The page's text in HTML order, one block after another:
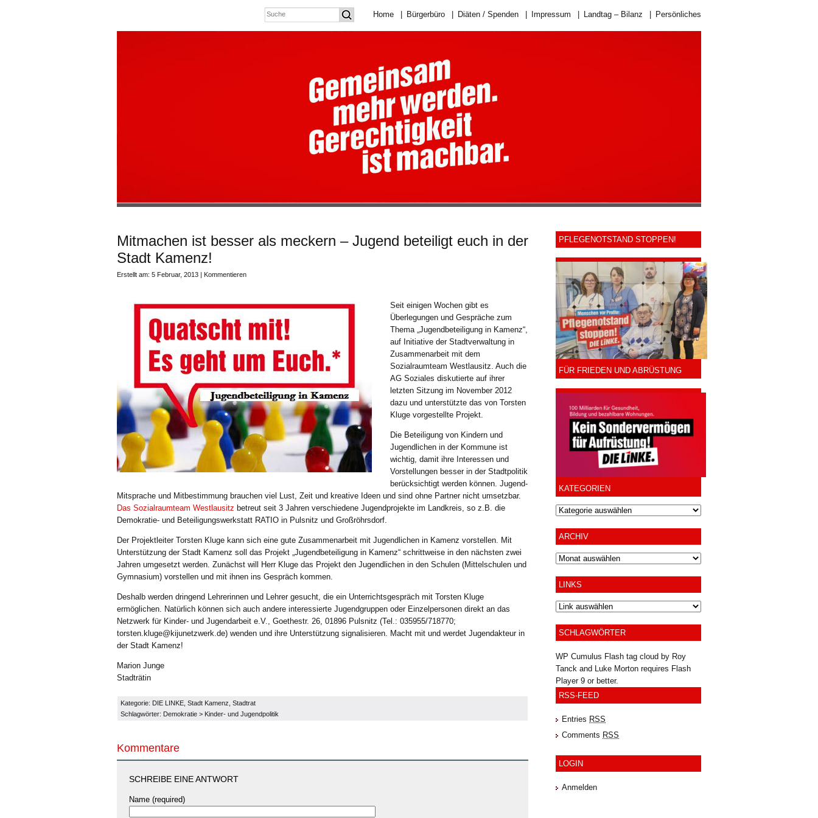
Home Bürgerbüro Diäten / Spenden Impressum Landtag – Bilanz Persönliches
Mitmachen ist besser als meckern – Jugend beteiligt euch in der
Stadt Kamenz!
Erstellt am: 5 Februar, 2013 | Kommentieren
Seit einigen Wochen gibt es
Überlegungen und Gespräche zum
Thema „Jugendbeteiligung in Kamenz“,
auf Initiative der Stadtverwaltung in
Zusammenarbeit mit dem
Sozialraumteam Westlausitz. Auch die
AG Soziales diskutierte auf ihrer
letzten Sitzung im November 2012
dazu und unterstützte das von Torsten
Kluge vorgestellte Projekt.
Die Beteiligung von Kindern und
Jugendlichen in der Kommune ist
wichtig, damit ihre Interessen und
Vorstellungen besser in der Stadtpolitik
berücksichtigt werden können. Jugend-
Mitsprache und Mitbestimmung brauchen viel Lust, Zeit und kreative Ideen und sind ohne Partner nicht umsetzbar.
Das Sozialraumteam Westlausitz betreut seit 3 Jahren verschiedene Jugendprojekte im Landkreis, so z.B. die
Demokratie- und Beteiligungswerkstatt RATIO in Pulsnitz und Großröhrsdorf.
Der Projektleiter Torsten Kluge kann sich eine gute Zusammenarbeit mit Jugendlichen in Kamenz vorstellen. Mit
Unterstützung der Stadt Kamenz soll das Projekt „Jugendbeteiligung in Kamenz“ schrittweise in den nächsten zwei
Jahren umgesetzt werden. Zunächst will Herr Kluge das Projekt den Jugendlichen in den Schulen (Mittelschulen und
Gymnasium) vorstellen und mit ihnen ins Gespräch kommen.
Deshalb werden dringend Lehrerinnen und Lehrer gesucht, die ein Unterrichtsgespräch mit Torsten Kluge
ermöglichen. Natürlich können sich auch andere interessierte Jugendgruppen oder Einzelpersonen direkt an das
Netzwerk für Kinder- und Jugendarbeit e.V., Goethestr. 26, 01896 Pulsnitz (Tel.: 035955/718770;
torsten.kluge@kijunetzwerk.de) wenden und ihre Unterstützung signalisieren. Macht mit und werdet Jugendakteur in
der Stadt Kamenz!
Marion Junge
Stadträtin
Kategorie: DIE LINKE Stadt Kamenz Stadtrat
Schlagwörter: Demokratie > Kinder- und Jugendpolitik
Kommentare
SCHREIBE EINE ANTWORT
Name (required)
PFLEGENOTSTAND STOPPEN!
FÜR FRIEDEN UND ABRÜSTUNG
KATEGORIEN
ARCHIV
Archiv
LINKS
SCHLAGWÖRTER
WP Cumulus Flash tag cloud by Roy
Tanck and Luke Morton requires Flash
Player9 or better.
RSS-FEED
Entries RSS
Comments RSS
LOGIN
Anmelden